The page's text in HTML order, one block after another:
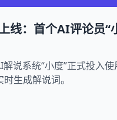
线：首个AI评论员“
说系统“小度”正式投入
生成解说词。